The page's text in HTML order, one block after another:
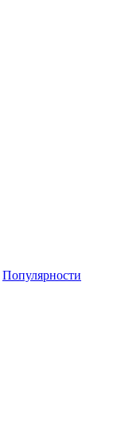
Популярности